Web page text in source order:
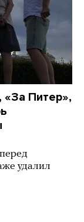
Питер»,
удалил